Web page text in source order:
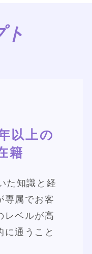
ト
以上の
籍
た知識と経
専属でお客
レベルが高
に通うこと